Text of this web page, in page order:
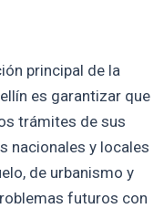
principal de la
es garantizar que
trámites de sus
nacionales y locales
de urbanismo y
futuros con